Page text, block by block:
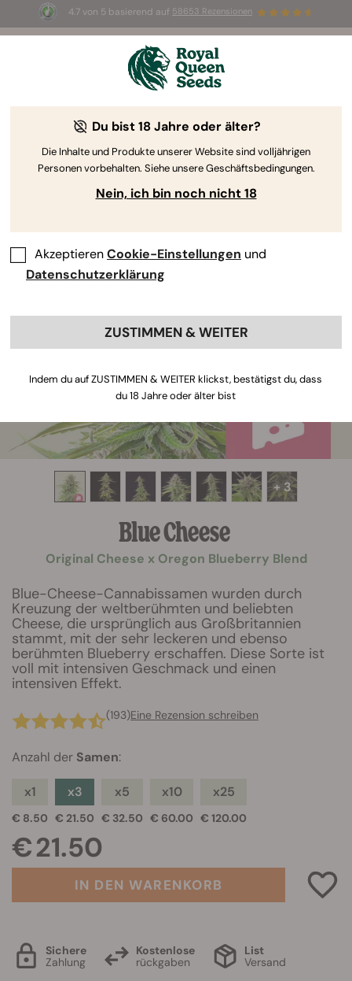
4.7 von 5 basierend auf 58653 Rezensionen
☀️ Sommer-Sale: Bis zu 50 % Rabatt
auf ausgewählte Produkte! ⏤
+ 3
Blue Cheese
Original Cheese x Oregon Blueberry Blend
Blue-Cheese-Cannabissamen wurden durch
Kreuzung der weltberühmten und beliebten
Cheese, die ursprünglich aus Großbritannien
stammt, mit der sehr leckeren und ebenso
berühmten Blueberry erschaffen. Diese Sorte ist
voll mit intensiven Geschmack und einen
intensiven Effekt.
(193)Eine Rezension schreiben
Anzahl der Samen:
x1
€ 8.50
x3
€ 21.50
x5
€ 32.50
x10
€ 60.00
x25
€ 120.00
€ 21.50
IN DEN WARENKORB
Sichere
Zahlung
Kostenlose
rückgaben
List
Versand
Du bist 18 Jahre oder älter?
Die Inhalte und Produkte unserer Website sind volljährigen
Personen vorbehalten. Siehe unsere Geschäftsbedingungen.
Nein, ich bin noch nicht 18
AkzeptierenCookie-Einstellungen und
Datenschutzerklärung
ZUSTIMMEN & WEITER
Indem du auf ZUSTIMMEN & WEITER klickst, bestätigst du, dass
du 18 Jahre oder älter bist